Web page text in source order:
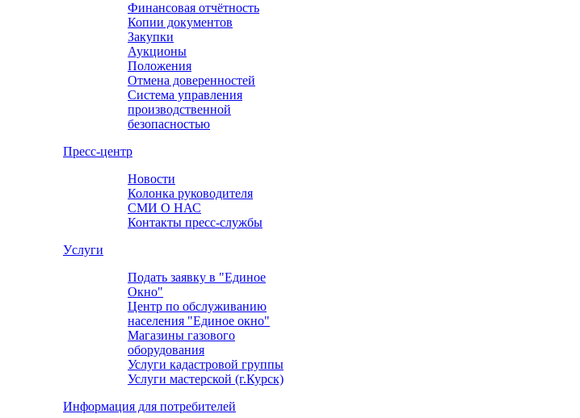
Финансовая отчётность
Копии документов
Закупки
Аукционы
Положения
Отмена доверенностей
Система управления
производственной
безопасностью
Пресс-центр
Новости
Колонка руководителя
СМИ О НАС
Контакты пресс-службы
Уcлуги
Подать заявку в "Единое
Окно"
Центр по обслуживанию
населения "Единое окно"
Магазины газового
оборудования
Услуги кадастровой группы
Услуги мастерской (г.Курск)
Информация для потребителей